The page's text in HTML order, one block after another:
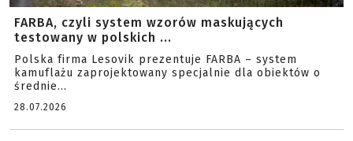
FARBA, czyli system wzorów maskujących
testowany w polskich ...
Polska firma Lesovik prezentuje FARBA – system
kamuflażu zaprojektowany specjalnie dla obiektów o
średnie...
28.07.2026